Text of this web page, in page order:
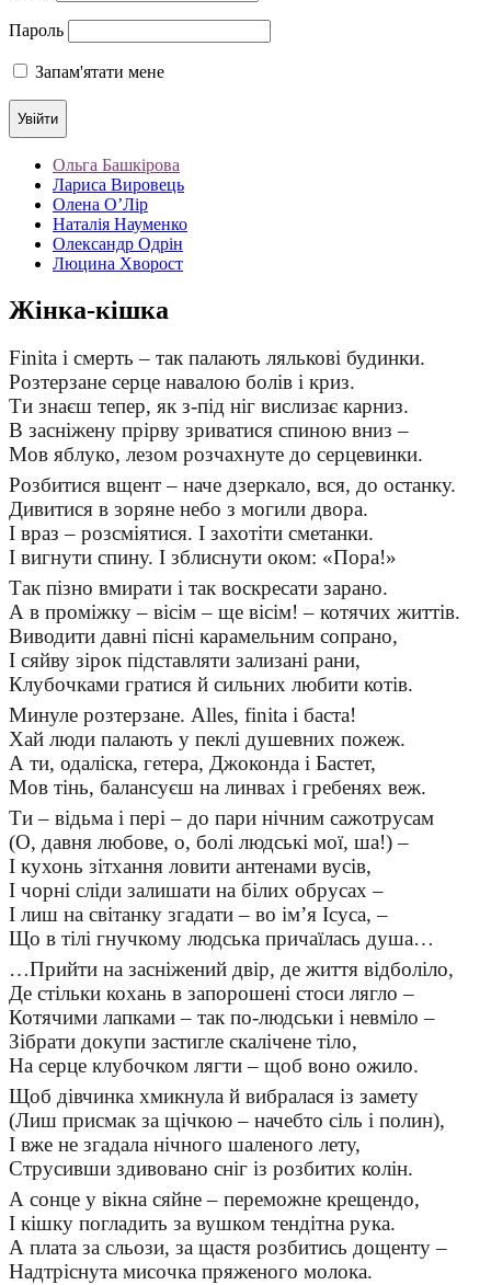
Пароль
Запам'ятати мене
Ольга Башкірова
Лариса Вировець
Олена О’Лір
Наталія Науменко
Олександр Одрін
Люцина Хворост
Жінка-кішка
Finita і смерть – так палають лялькові будинки.
Розтерзане серце навалою болів і криз.
Ти знаєш тепер, як з-під ніг вислизає карниз.
В засніжену прірву зриватися спиною вниз –
Мов яблуко, лезом розчахнуте до серцевинки.
Розбитися вщент – наче дзеркало, вся, до останку.
Дивитися в зоряне небо з могили двора.
І враз – розсміятися. І захотіти сметанки.
І вигнути спину. І зблиснути оком: «Пора!»
Так пізно вмирати і так воскресати зарано.
А в проміжку – вісім – ще вісім! – котячих життів.
Виводити давні пісні карамельним сопрано,
І сяйву зірок підставляти зализані рани,
Клубочками гратися й сильних любити котів.
Минуле розтерзане. Alles, finitа і баста!
Хай люди палають у пеклі душевних пожеж.
А ти, одаліска, гетера, Джоконда і Бастет,
Мов тінь, балансуєш на линвах і гребенях веж.
Ти – відьма і пері – до пари нічним сажотрусам
(О, давня любове, о, болі людські мої, ша!) –
І кухонь зітхання ловити антенами вусів,
І чорні сліди залишати на білих обрусах –
І лиш на світанку згадати – во ім’я Ісуса, –
Що в тілі гнучкому людська причаїлась душа…
…Прийти на засніжений двір, де життя відболіло,
Де стільки кохань в запорошені стоси лягло –
Котячими лапками – так по-людськи і невміло –
Зібрати докупи застигле скалічене тіло,
На серце клубочком лягти – щоб воно ожило.
Щоб дівчинка хмикнула й вибралася із замету
(Лиш присмак за щічкою – начебто сіль і полин),
І вже не згадала нічного шаленого лету,
Струсивши здивовано сніг із розбитих колін.
А сонце у вікна сяйне – переможне крещендо,
І кішку погладить за вушком тендітна рука.
А плата за сльози, за щастя розбитись дощенту –
Надтріснута мисочка пряженого молока.